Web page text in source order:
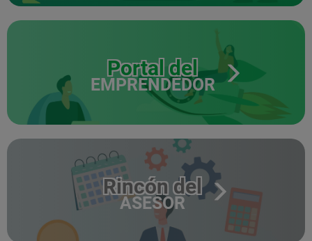
Portal del
EMPRENDEDOR
Rincón del
ASESOR